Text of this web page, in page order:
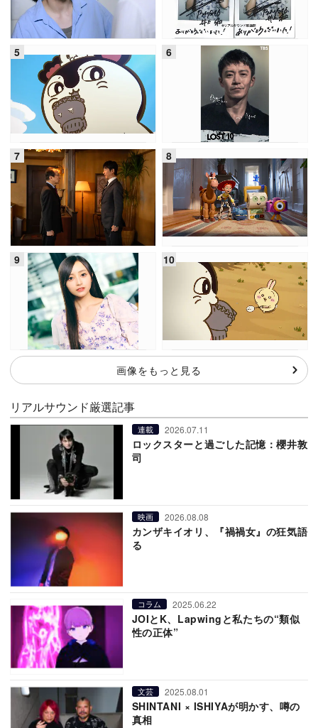
画像をもっと見る
リアルサウンド厳選記事
連載 2026.07.11
ロックスターと過ごした記憶：櫻井敦
司
映画 2026.08.08
カンザキイオリ、『禍禍女』の狂気語
る
コラム 2025.06.22
JOIとK、Lapwingと私たちの“類似
性の正体”
文芸 2025.08.01
SHINTANI × ISHIYAが明かす、噂の
真相